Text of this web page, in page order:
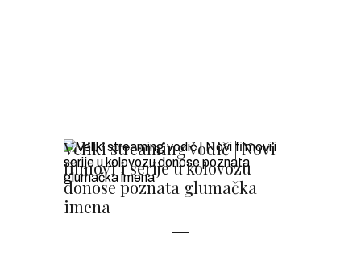
Veliki streaming vodič | Novi
filmovi i serije u kolovozu
donose poznata glumačka
imena